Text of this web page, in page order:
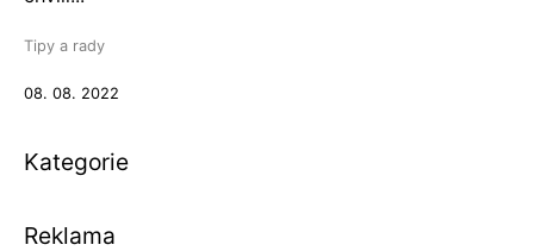
Tipy a rady
08. 08. 2022
Kategorie
Reklama